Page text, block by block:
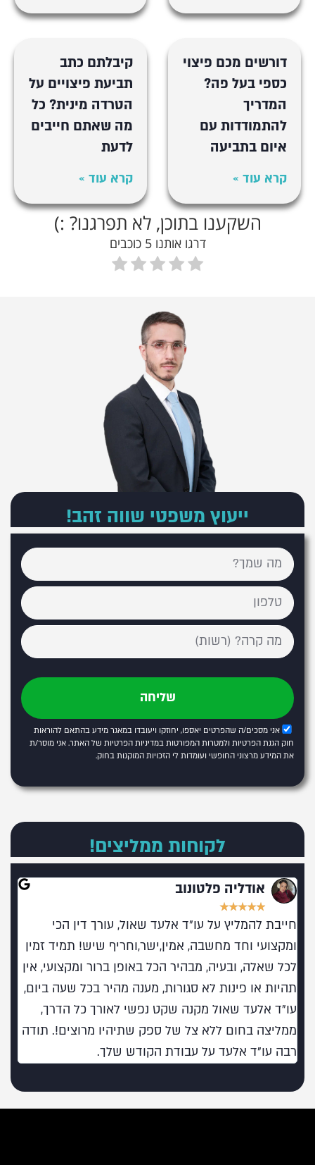
דורשים מכם פיצוי
כספי בעל פה?
המדריך
להתמודדות עם
איום בתביעה
קרא עוד »
קיבלתם כתב
תביעת פיצויים על
הטרדה מינית? כל
מה שאתם חייבים
לדעת
קרא עוד »
השקענו בתוכן, לא תפרגנו? :)
דרגו אותנו 5 כוכבים
ייעוץ משפטי שווה זהב!
אני מסכים/ה שהפרטים יאספו, יחוזקו ויעובדו במאגר מידע בהתאם להוראות
חוק הגנת הפרטיות ולמטרות המפורטות במדיניות הפרטיות של האתר. אני מוסר/ת
את המידע מרצוני החופשי ועומדות לי הזכויות המוקנות בחוק.
שליחה
לקוחות ממליצים!
אודליה פלטונוב
★
★
★
★
★
חייבת להמליץ על עו"ד אלעד שאול, עורך דין הכי
ומקצועי וחד מחשבה, אמין,ישר,וחריף שיש! תמיד זמין
לכל שאלה, ובעיה, מבהיר הכל באופן ברור ומקצועי, אין
תהיות או פינות לא סגורות, מענה מהיר בכל שעה ביום,
עו"ד אלעד שאול מקנה שקט נפשי לאורך כל הדרך,
ממליצה בחום ללא צל של ספק שתיהיו מרוצים!. תודה
רבה עו"ד אלעד על עבודת הקודש שלך.